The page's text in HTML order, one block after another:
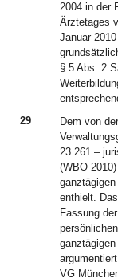
2004 in der
Ärztetages
Januar
§ 5 Abs. 2
29
Dem von
23.261 –
(WBO
enthielt.
Fassung
VG